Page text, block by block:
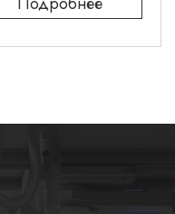
кривая с